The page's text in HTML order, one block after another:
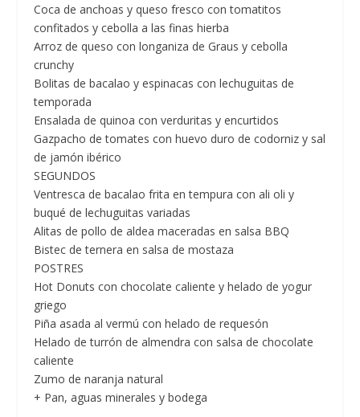
Coca de anchoas y queso fresco con tomatitos
confitados y cebolla a las finas hierba
Arroz de queso con longaniza de Graus y cebolla
crunchy
Bolitas de bacalao y espinacas con lechuguitas de
temporada
Ensalada de quinoa con verduritas y encurtidos
Gazpacho de tomates con huevo duro de codorniz y sal
de jamón ibérico
SEGUNDOS
Ventresca de bacalao frita en tempura con ali oli y
buqué de lechuguitas variadas
Alitas de pollo de aldea maceradas en salsa BBQ
Bistec de ternera en salsa de mostaza
POSTRES
Hot Donuts con chocolate caliente y helado de yogur
griego
Piña asada al vermú con helado de requesón
Helado de turrón de almendra con salsa de chocolate
caliente
Zumo de naranja natural
+ Pan, aguas minerales y bodega